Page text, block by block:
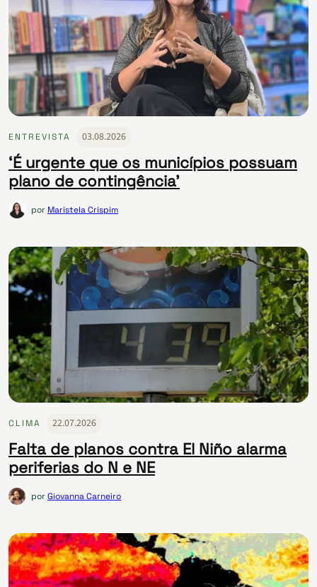
ENTREVISTA 03.08.2026
‘É urgente que os municípios possuam
plano de contingência’
por Maristela Crispim
CLIMA 22.07.2026
Falta de planos contra El Niño alarma
periferias do N e NE
porGiovanna Carneiro